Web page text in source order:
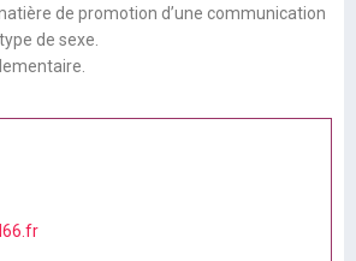
de promotion d’une communication
de sexe.